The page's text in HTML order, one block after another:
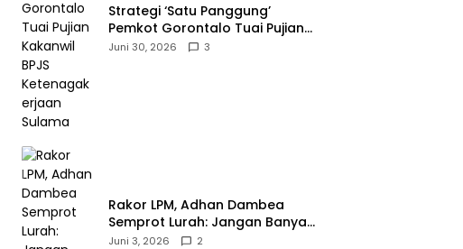
Strategi ‘Satu Panggung’
Pemkot Gorontalo Tuai Pujian
Kakanwil BPJS
Juni 30, 2026 3
‎Rakor LPM, Adhan Dambea
Semprot Lurah: Jangan Banyak
Gaya!‎
Juni 3, 2026 2